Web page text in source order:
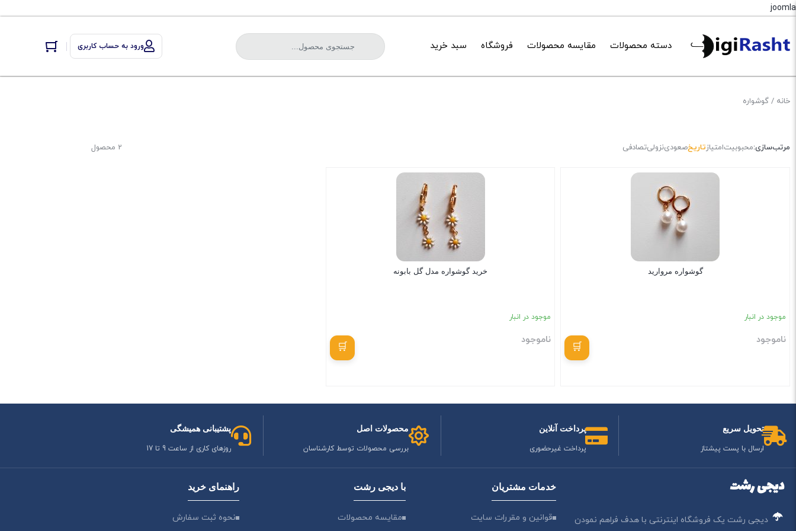
joomla
دسته محصولات مقایسه محصولات فروشگاه سبد خرید ورود به حساب کاربری
خانه / گوشواره
2 محصول مرتب‌سازی:محبوبیتامتیازتاریخصعودینزولیتصادفی
گوشواره مروارید
موجود در انبار
ناموجود
خرید گوشواره مدل گل بابونه
موجود در انبار
ناموجود
تحویل سریع
ارسال با پست پیشتاز
پرداخت آنلاین
پرداخت غیرحضوری
محصولات اصل
بررسی محصولات توسط کارشناسان
پشتیبانی همیشگی
روزهای کاری از ساعت 9 تا 17
دیجی رشت
دیجی رشت یک فروشگاه اینترنتی با هدف فراهم نمودن
خدمات مشتریان
قوانین و مقررات سایت
با دیجی رشت
مقایسه محصولات
راهنمای خرید
نحوه ثبت سفارش